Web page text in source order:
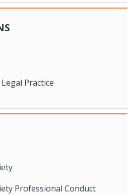
Practice
Professional Conduct